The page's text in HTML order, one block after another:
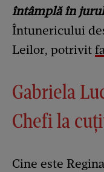
întâmplă în
Întunericului
Leilor, potrivit
Gabriela
Chefi la
Cine este